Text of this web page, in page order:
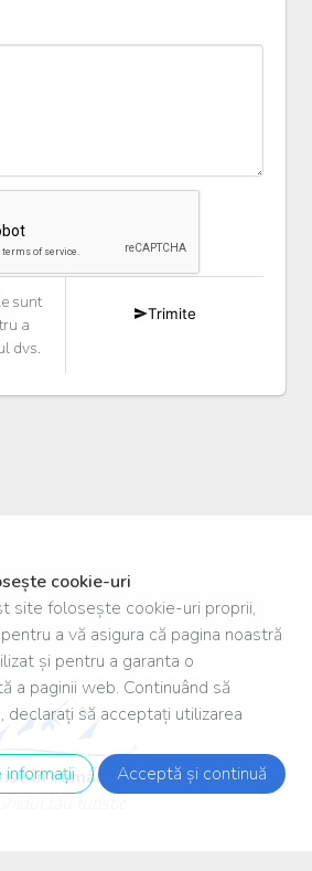
sunt
a
dvs.
Trimite
-în-românia.ro
cookie-uri
site folosește cookie-uri proprii,
a vă asigura că pagina noastră
și pentru a garanta o
a paginii web. Continuând să
declarați să acceptați utilizarea
Acceptă și continuă